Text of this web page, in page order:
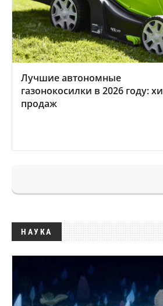
Лучшие автономные
газонокосилки в 2026 году:
продаж
НАУКА